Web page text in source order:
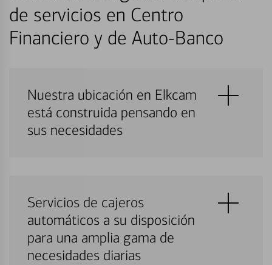
de servicios en Centro
Financiero y de Auto-Banco
Nuestra ubicación en Elkcam
está construida pensando en
sus necesidades
Servicios de cajeros
automáticos a su disposición
para una amplia gama de
necesidades diarias